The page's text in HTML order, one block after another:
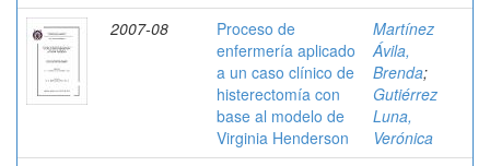
2007-08
Proceso de
enfermería aplicado
a un caso clínico de
histerectomía con
base al modelo de
Virginia Henderson
Martínez
Ávila,
Brenda;
Gutiérrez
Luna,
Verónica